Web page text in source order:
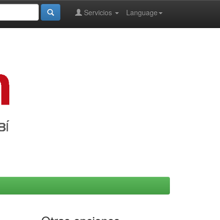
Language
Servicios